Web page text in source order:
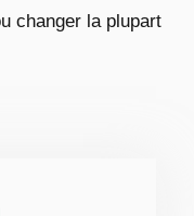
changer la plupart